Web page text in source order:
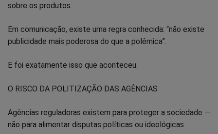
sobre os produtos.
Em comunicação, existe uma regra conhecida: “não existe
publicidade mais poderosa do que a polêmica”.
E foi exatamente isso que aconteceu.
O RISCO DA POLITIZAÇÃO DAS AGÊNCIAS
Agências reguladoras existem para proteger a sociedade —
não para alimentar disputas políticas ou ideológicas.